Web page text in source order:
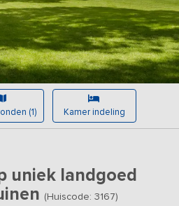
(1) Kamer indeling
uniek landgoed
(Huiscode: 3167)